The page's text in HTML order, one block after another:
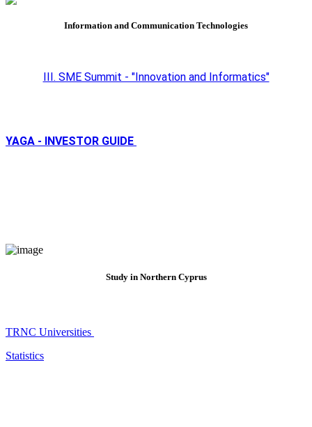
Information and Communication Technologies
III. SME Summit - "Innovation and Informatics"
YAGA - INVESTOR GUIDE
Study in Northern Cyprus
TRNC Universities
Statistics